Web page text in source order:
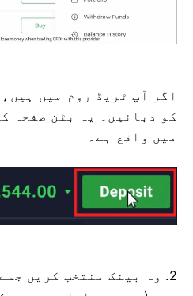
اگر آپ ٹریڈ روم میں
کو دبائیں۔ یہ بٹن صفحہ
میں واقع ہے۔
2. وہ بینک منتخب کریں